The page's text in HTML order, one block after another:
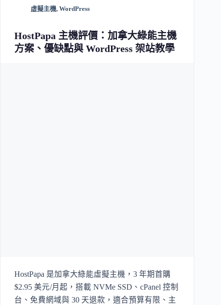
虛擬主機, WordPress
HostPapa 主機評價：加拿大綠能主機
方案、優缺點與 WordPress 架站教學
HostPapa 是加拿大綠能虛擬主機，3 年期首購
$2.95 美元/月起，搭載 NVMe SSD、cPanel 控制
台、免費網域與 30 天退款，適合預算有限、主